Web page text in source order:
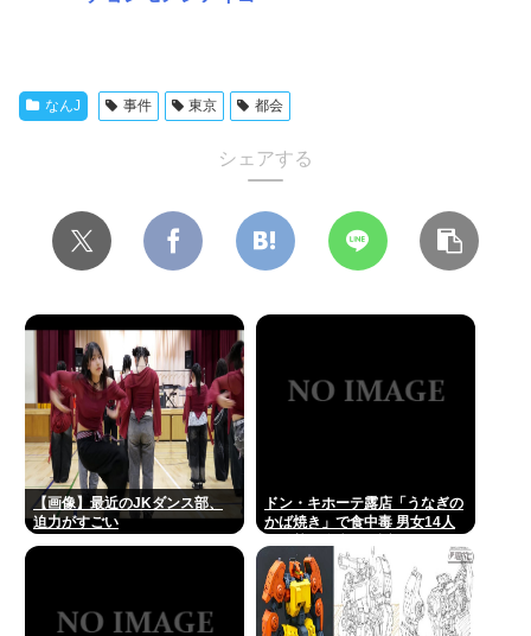
なんJ 事件 東京 都会
シェアする
【画像】最近のJKダンス部、
迫力がすごい
ドン・キホーテ露店「うなぎの
かば焼き」で食中毒 男女14人
ネラ属の菌検出